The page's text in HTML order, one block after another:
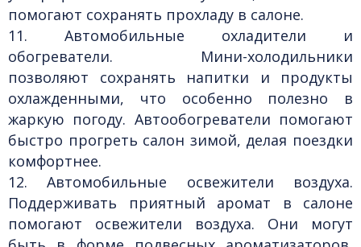
помогают сохранять прохладу в салоне.
11. Автомобильные охладители и
обогреватели. Мини-холодильники
позволяют сохранять напитки и продукты
охлажденными, что особенно полезно в
жаркую погоду. Автообогреватели помогают
быстро прогреть салон зимой, делая поездки
комфортнее.
12. Автомобильные освежители воздуха.
Поддерживать приятный аромат в салоне
помогают освежители воздуха. Они могут